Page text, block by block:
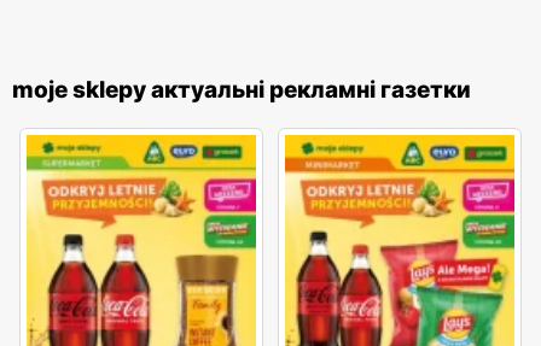
moje sklepy актуальні рекламні газетки